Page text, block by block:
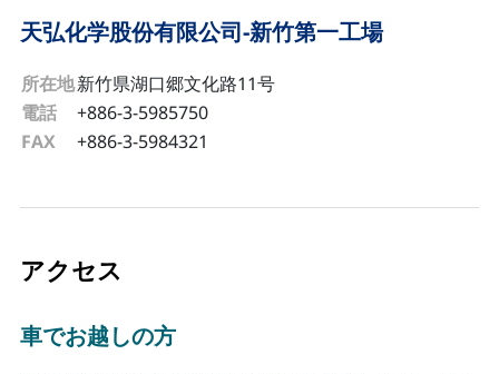
天弘化学股份有限公司-新竹第一工場
所在地新竹県湖口郷文化路11号
電話
+886-3-5985750
FAX
+886-3-5984321
アクセス
車でお越しの方